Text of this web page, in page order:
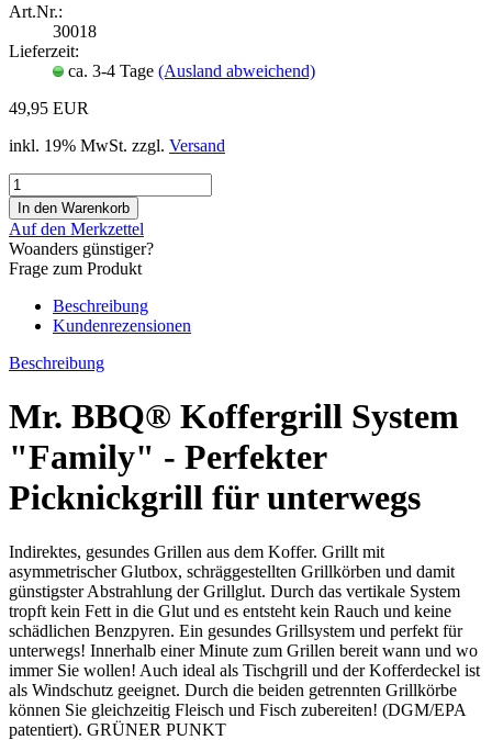
Art.Nr.:
30018
Lieferzeit:
ca. 3-4 Tage (Ausland abweichend)
49,95 EUR
inkl. 19% MwSt. zzgl. Versand
Auf den Merkzettel
Woanders günstiger?
Frage zum Produkt
Beschreibung
Kundenrezensionen
Beschreibung
Mr. BBQ® Koffergrill System
"Family" - Perfekter
Picknickgrill für unterwegs
Indirektes, gesundes Grillen aus dem Koffer. Grillt mit
asymmetrischer Glutbox, schräggestellten Grillkörben und damit
günstigster Abstrahlung der Grillglut. Durch das vertikale System
tropft kein Fett in die Glut und es entsteht kein Rauch und keine
schädlichen Benzpyren. Ein gesundes Grillsystem und perfekt für
unterwegs! Innerhalb einer Minute zum Grillen bereit wann und wo
immer Sie wollen! Auch ideal als Tischgrill und der Kofferdeckel ist
als Windschutz geeignet. Durch die beiden getrennten Grillkörbe
können Sie gleichzeitig Fleisch und Fisch zubereiten! (DGM/EPA
patentiert). GRÜNER PUNKT